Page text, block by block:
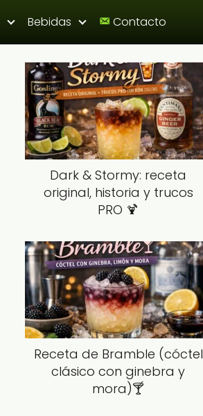
Bebidas Contacto
Dark & Stormy: receta
original, historia y trucos
PRO 🍹
Receta de Bramble (cóctel
clásico con ginebra y
mora)🍸